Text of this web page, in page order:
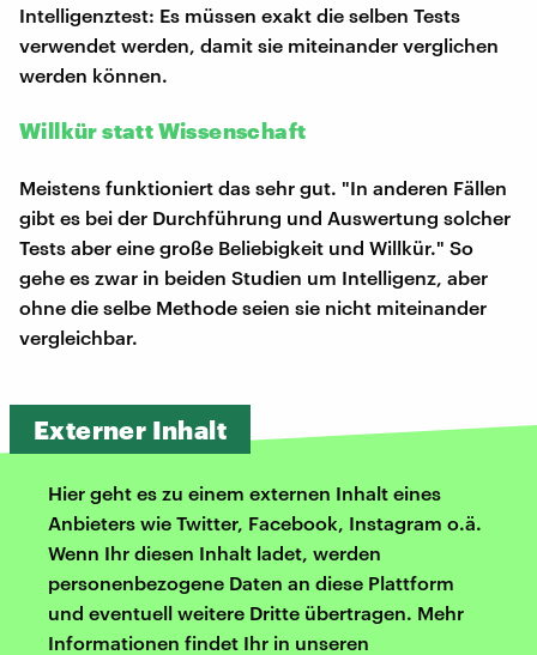
Intelligenztest: Es müssen exakt die selben Tests
verwendet werden, damit sie miteinander verglichen
werden können.
Willkür statt Wissenschaft
Meistens funktioniert das sehr gut. "In anderen Fällen
gibt es bei der Durchführung und Auswertung solcher
Tests aber eine große Beliebigkeit und Willkür." So
gehe es zwar in beiden Studien um Intelligenz, aber
ohne die selbe Methode seien sie nicht miteinander
vergleichbar.
Externer Inhalt
Hier geht es zu einem externen Inhalt eines
Anbieters wie Twitter, Facebook, Instagram o.ä.
Wenn Ihr diesen Inhalt ladet, werden
personenbezogene Daten an diese Plattform
und eventuell weitere Dritte übertragen. Mehr
Informationen findet Ihr in unseren